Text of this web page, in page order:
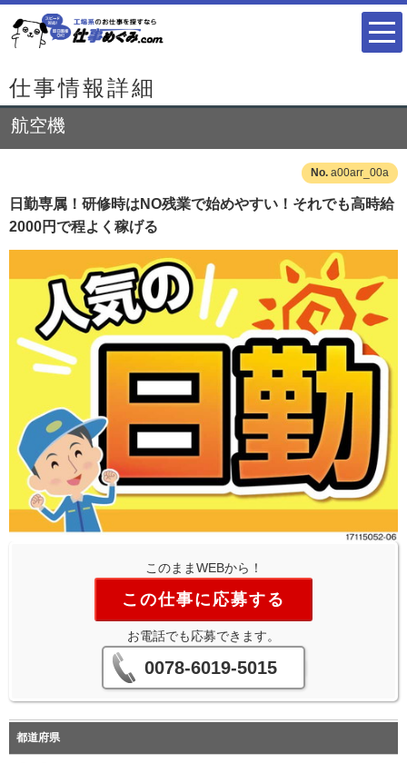
仕事情報詳細
航空機
a00arr_00a
日勤専属！研修時はNO残業で始めやすい！それでも高時給
2000円で程よく稼げる
このままWEBから！
この仕事に応募する
お電話でも応募できます。
0078-6019-5015
都道府県